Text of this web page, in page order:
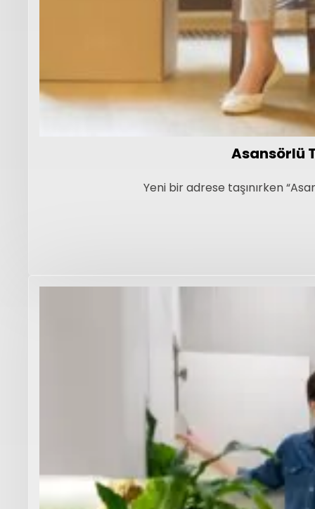
Asansörlü
Yeni bir adrese taşınırken